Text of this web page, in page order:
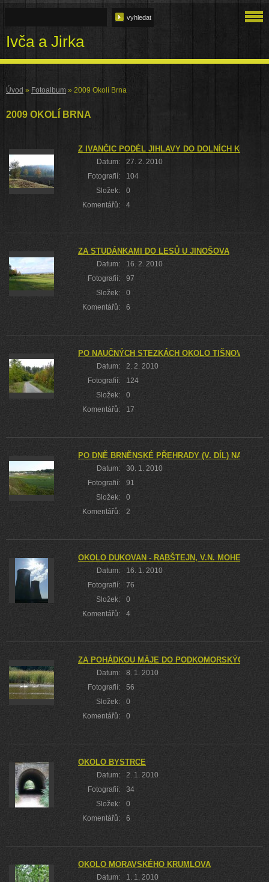
Ivča a Jirka
Úvod » Fotoalbum » 2009 Okolí Brna
2009 OKOLÍ BRNA
Z IVANČIC PODÉL JIHLAVY DO DOLNÍCH KOUNIC
Datum:
27. 2. 2010
Fotografií:
104
Složek:
0
Komentářů:
4
ZA STUDÁNKAMI DO LESŮ U JINOŠOVA
Datum:
16. 2. 2010
Fotografií:
97
Složek:
0
Komentářů:
6
PO NAUČNÝCH STEZKÁCH OKOLO TIŠNOVA
Datum:
2. 2. 2010
Fotografií:
124
Složek:
0
Komentářů:
17
PO DNĚ BRNĚNSKÉ PŘEHRADY (V. DÍL) NA HRAD
Datum:
30. 1. 2010
Fotografií:
91
Složek:
0
Komentářů:
2
OKOLO DUKOVAN - RABŠTEJN, V.N. MOHELNO A
Datum:
16. 1. 2010
Fotografií:
76
Složek:
0
Komentářů:
4
ZA POHÁDKOU MÁJE DO PODKOMORSKÝCH
Datum:
8. 1. 2010
Fotografií:
56
Složek:
0
Komentářů:
0
OKOLO BYSTRCE
Datum:
2. 1. 2010
Fotografií:
34
Složek:
0
Komentářů:
6
OKOLO MORAVSKÉHO KRUMLOVA
Datum:
1. 1. 2010